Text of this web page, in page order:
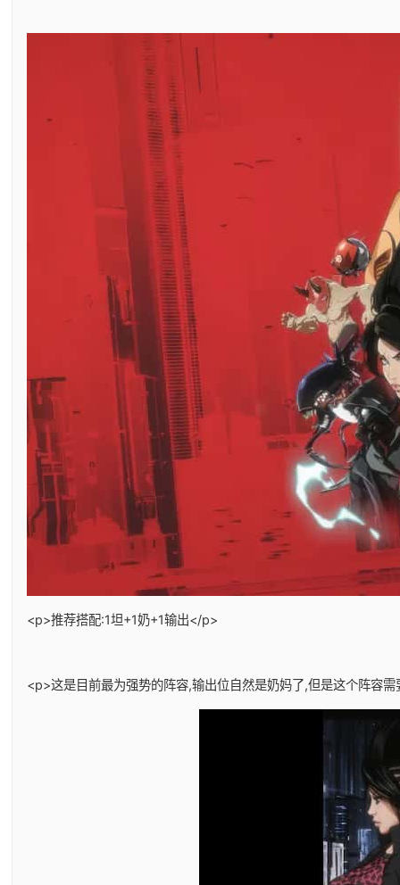
<p>推荐搭配:1坦+1奶+1输出</p>
<p>这是目前最为强势的阵容,输出位自然是奶妈了,但是这个阵容